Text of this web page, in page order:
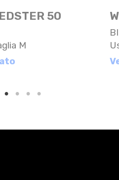
50
M